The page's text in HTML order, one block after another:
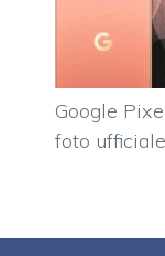
Google
foto ufficiale